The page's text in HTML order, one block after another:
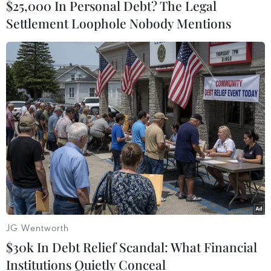
phối thị trường chứng
khoán châu Á
Thị trường chứng khoán châu Á
biến động do căng thẳng Israel-
Iran và các diễn biến toàn cầu,
đặc biệt sau lời kêu gọi sơ tán
của Mỹ.
(TTXVN/Vietnam+)
$25,000 In Personal Debt? The Legal
Settlement Loophole Nobody Mentions
JG Wentworth
$30k In Debt Relief Scandal: What Financial
Institutions Quietly Conceal